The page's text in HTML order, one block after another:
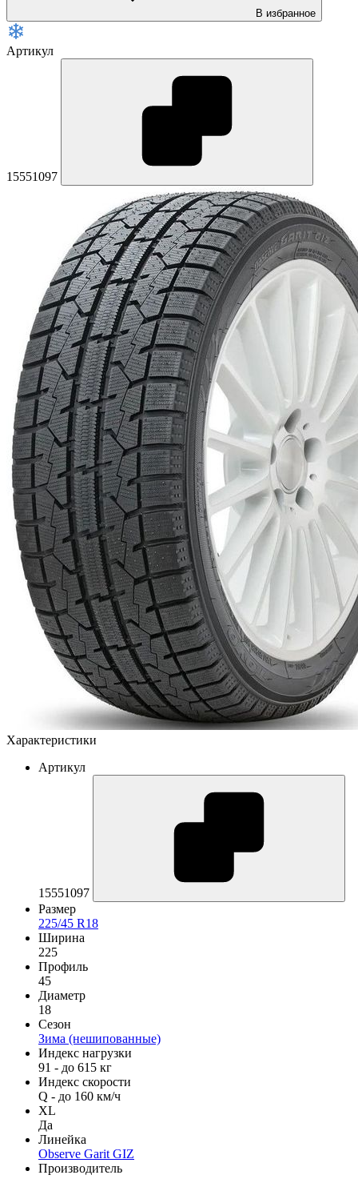
В избранное
Артикул
15551097
Характеристики
Артикул
15551097
Размер
225/45 R18
Ширина
225
Профиль
45
Диаметр
18
Сезон
Зима (нешипованные)
Индекс нагрузки
91 - до 615 кг
Индекс скорости
Q - до 160 км/ч
XL
Да
Линейка
Observe Garit GIZ
Производитель